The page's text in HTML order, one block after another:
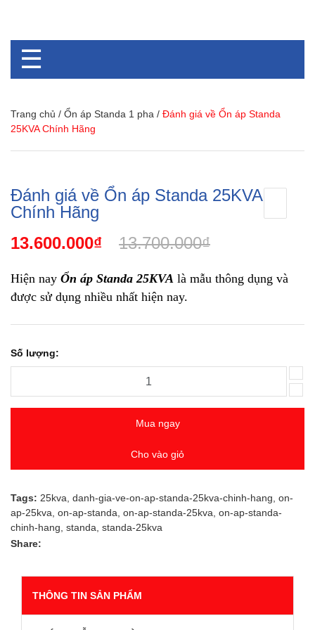
☰
Trang chủ / Ổn áp Standa 1 pha / Đánh giá về Ổn áp Standa
25KVA Chính Hãng
Đánh giá về Ổn áp Standa 25KVA
Chính Hãng
13.600.000₫
13.700.000₫
Hiện nay Ổn áp Standa 25KVA là mẫu thông dụng và
được sử dụng nhiều nhất hiện nay.
Số lượng:
Mua ngay
Cho vào giỏ
Tags: 25kva danh-gia-ve-on-ap-standa-25kva-chinh-hang on-
ap-25kva on-ap-standa on-ap-standa-25kva on-ap-standa-
chinh-hang standa standa-25kva
Share:
THÔNG TIN SẢN PHẨM